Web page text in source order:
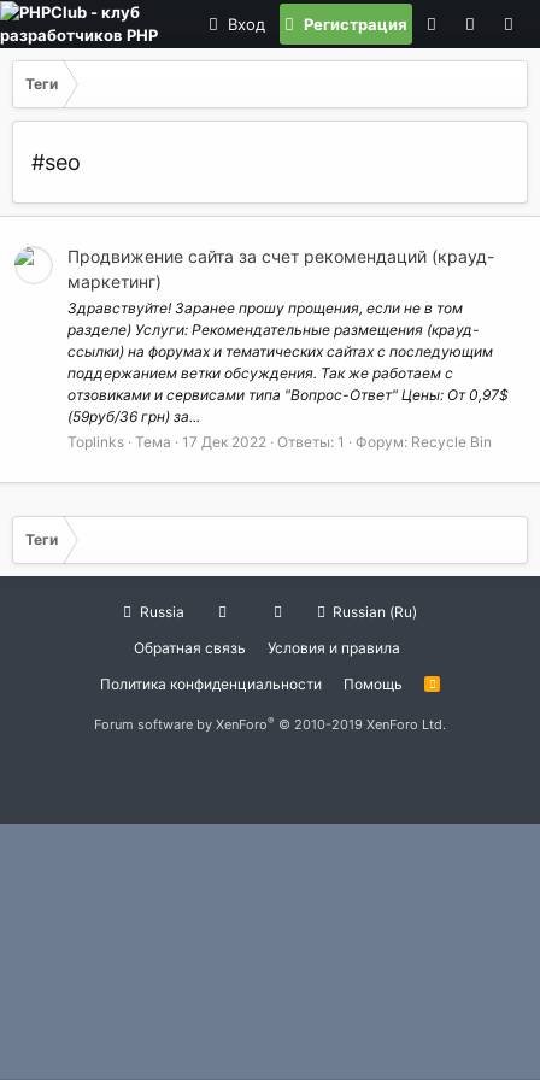
Вход Регистрация
Теги
#seo
Продвижение сайта за счет рекомендаций (крауд-
маркетинг)
Здравствуйте! Заранее прошу прощения, если не в том
разделе) Услуги: Рекомендательные размещения (крауд-
ссылки) на форумах и тематических сайтах с последующим
поддержанием ветки обсуждения. Так же работаем с
отзовиками и сервисами типа "Вопрос-Ответ" Цены: От 0,97$
(59руб/36 грн) за...
Toplinks Тема 17 Дек 2022 Ответы: 1 Форум: Recycle Bin
Теги
Russia
Russian (Ru)
Обратная связь
Условия и правила
Политика конфиденциальности
Помощь
R
Forum software by XenForo® © 2010-2019 XenForo Ltd.